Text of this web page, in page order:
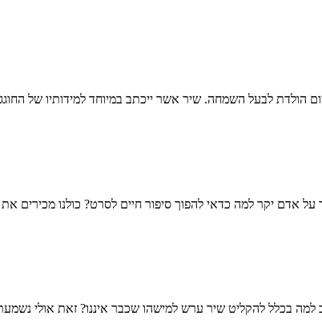
הולדת לבעל השמחה. שיר אשר ייכתב במיוחד למידותיו של
אדם יקר למה כדאי להפוך סיפור חיים לסרט? כולנו מכירים
בכלל להקליט שיר ערש למישהו שכבר איננו? זאת אולי